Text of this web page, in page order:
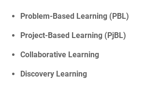
Problem-Based Learning (PBL)
Project-Based Learning (PjBL)
Collaborative Learning
Discovery Learning